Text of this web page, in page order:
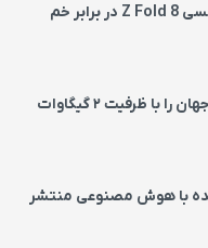
مقاومت شگفت‌انگیز گلکسی Z Fold 8 در برابر خم
چین بزرگ‌ترین مرکز داده جهان را با ظرفیت ۲ گیگاوات
با هوش مصنوعی منتشر